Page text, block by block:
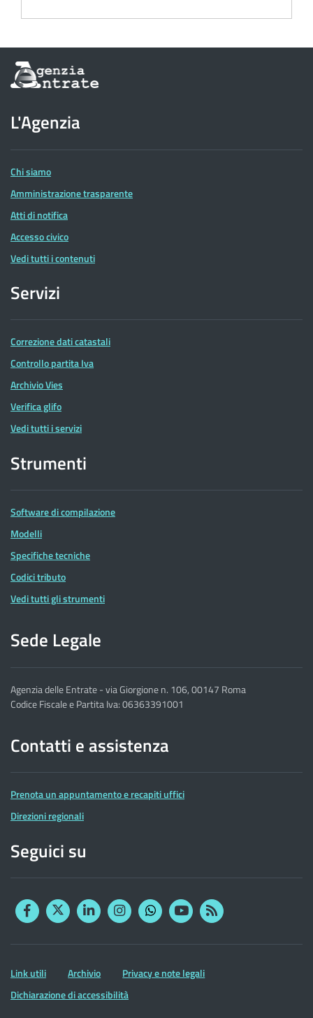
Informazioni
sul
dell'Agenzia
delle
Entrate
L'Agenzia
Chi siamo
Amministrazione trasparente
Atti di notifica
Accesso civico
Vedi tutti i contenuti
Servizi
Correzione dati catastali
Controllo partita Iva
Archivio Vies
Verifica glifo
Vedi tutti i servizi
Strumenti
Software di compilazione
Modelli
Specifiche tecniche
Codici tributo
Vedi tutti gli strumenti
Sede Legale
Agenzia delle Entrate - via Giorgione n. 106, 00147 Roma
Codice Fiscale e Partita Iva: 06363391001
Contatti e assistenza
Prenota un appuntamento e recapiti uffici
Direzioni regionali
Seguici su
FacebookTwitterLinkedinInstagram
YouTubeRSS
Altre
informazioni
Link utili Archivio
Privacy e note legali
Dichiarazione di accessibilità